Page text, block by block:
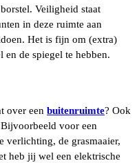
Veiligheid staat
in deze ruimte aan
Het is fijn om (extra)
de spiegel te hebben.
over een buitenruimte? Ook
voor een
verlichting, de grasmaaier,
heb jij wel een elektrische